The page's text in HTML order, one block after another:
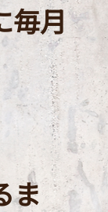
毎月
ま